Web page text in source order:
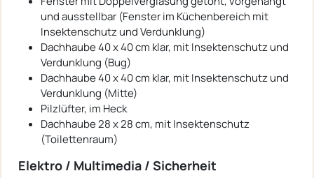
und ausstellbar (Fenster im Küchenbereich mit
Insektenschutz und Verdunklung)
Dachhaube 40 x 40 cm klar, mit Insektenschutz und
Verdunklung (Bug)
Dachhaube 40 x 40 cm klar, mit Insektenschutz und
Verdunklung (Mitte)
Pilzlüfter, im Heck
Dachhaube 28 x 28 cm, mit Insektenschutz
(Toilettenraum)
Elektro / Multimedia / Sicherheit